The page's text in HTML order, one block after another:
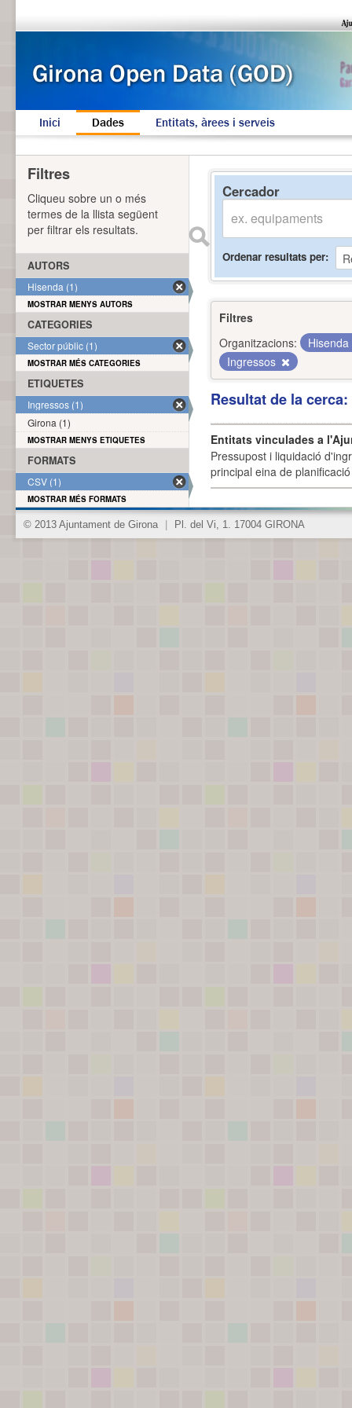
Inici Dades Entitats, àrees i serveis
Cercador
Ordenar resultats per
Filtres
Organitzacions:
Hisenda
Ingressos
Resultat de la
Entitats vinculades a
Pressupost i liquidació
principal eina de
Filtres
Cliqueu sobre un o més
termes de la llista següent
per filtrar els resultats.
AUTORS
Hisenda (1)
MOSTRAR MENYS AUTORS
CATEGORIES
Sector públic (1)
MOSTRAR MÉS CATEGORIES
ETIQUETES
Ingressos (1)
Girona (1)
MOSTRAR MENYS ETIQUETES
FORMATS
CSV (1)
MOSTRAR MÉS FORMATS
© 2013 Ajuntament de Girona Pl. del Vi, 1. 17004 GIRONA